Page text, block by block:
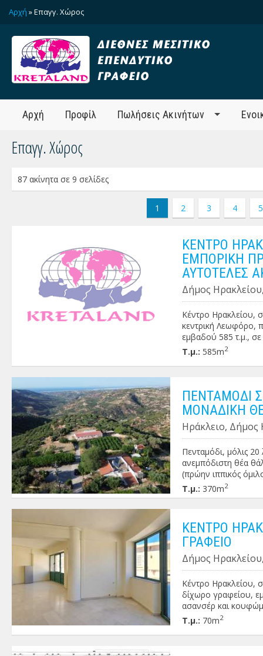
Αρχή » Επαγγ. Χώρος
Αρχή Προφίλ Πωλήσεις Ακινήτων
Επαγγ. Χώρος
87 ακίνητα σε 9 σελίδες
1 2 3 4 5
ΚΕΝΤΡΟ
ΕΜΠΟΡΙΚΗ
ΑΥΤΟΤΕΛΕΣ
Δήμος
Κέντρο Ηρακλείου,
κεντρική Λεωφόρο,
εμβαδού 585 τ.μ.,
ημιτελές υπόγειο
ημιτελές υπόγειο
ισόγειο κατάστημα
είναι
είναι κατάλληλο
διαμερίσματα για
γηροκομείο κλπ.) .
Τ.μ.: 585m2
ΠΕΝΤΑΜΟΔΙ
ΜΟΝΑΔΙΚΗ
Ηράκλειο, Δήμος
Πενταμόδι, μόλις
ανεμπόδιστη θέα
(πρώην ιππικός
οικόπεδο εμβαδού
κουζίνα και μπάνιο)
. Πληροφορίες
Τ.μ.: 370m2
ΚΕΝΤΡΟ
ΓΡΑΦΕΙΟ
Δήμος
Κέντρο Ηρακλείου,
δίχωρο γραφείου,
ασανσέρ και
επαγγελματική
Μίσθωμα: 800€
Τ.μ.: 70m2